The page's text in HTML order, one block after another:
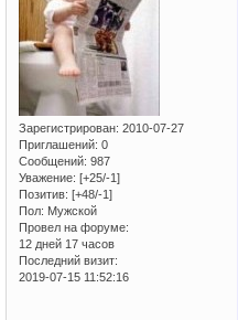
Зарегистрирован: 2010-07-27
Приглашений: 0
Сообщений: 987
Уважение: [+25/-1]
Позитив: [+48/-1]
Пол: Мужской
Провел на форуме:
12 дней 17 часов
Последний визит:
2019-07-15 11:52:16